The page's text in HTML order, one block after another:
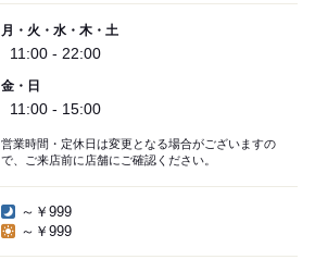
月・火・水・木・土
11:00 - 22:00
金・日
11:00 - 15:00
営業時間・定休日は変更となる場合がございますの
で、ご来店前に店舗にご確認ください。
～￥999
～￥999